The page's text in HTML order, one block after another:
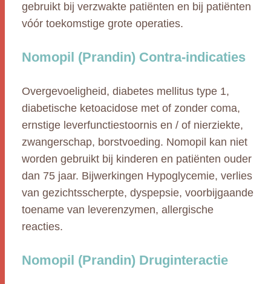
gebruikt bij verzwakte patiënten en bij patiënten
vóór toekomstige grote operaties.
Nomopil (Prandin) Contra-indicaties
Overgevoeligheid, diabetes mellitus type 1,
diabetische ketoacidose met of zonder coma,
ernstige leverfunctiestoornis en / of nierziekte,
zwangerschap, borstvoeding. Nomopil kan niet
worden gebruikt bij kinderen en patiënten ouder
dan 75 jaar. Bijwerkingen Hypoglycemie, verlies
van gezichtsscherpte, dyspepsie, voorbijgaande
toename van leverenzymen, allergische
reacties.
Nomopil (Prandin) Druginteractie